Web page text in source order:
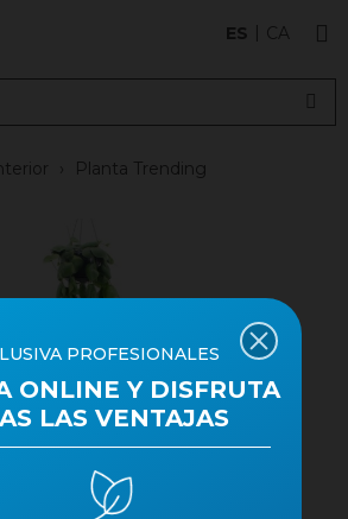
ES CA
Planta Trending
PROFESIONALES
ONLINE Y DISFRUTA
LAS VENTAJAS